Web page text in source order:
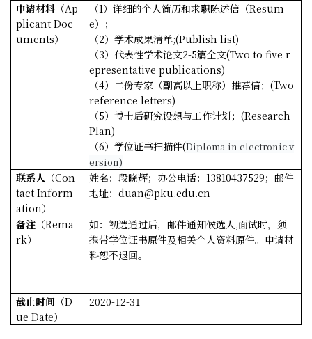
申请材料 （Ap
plicant Doc
uments）
（1）详细的个人简历和求职陈述信 （Resum
e） ；
（2）学术成果清单;(Publish list)
（3） 代表性学术论文2-5篇全文(Two to five r
epresentative publications)
（4）二份专家（副高以上职称）推荐信；(Two
reference letters)
（5）博士后研究设想与工作计划；(Research
Plan)
（6）学位证书扫描件(Diploma in electronic v
ersion)
联系人 （Con
tact Inform
ation）
姓名：段晓辉；办公电话： 13810437529；邮件
地址：duan@pku.edu.cn
备注 （Rema
rk）
如：初选通过后，邮件通知候选人,面试时，须
携带学位证书原件及相关个人资料原件。 申请材
料恕不退回。
截止时间 （D
ue Date）
2020-12-31